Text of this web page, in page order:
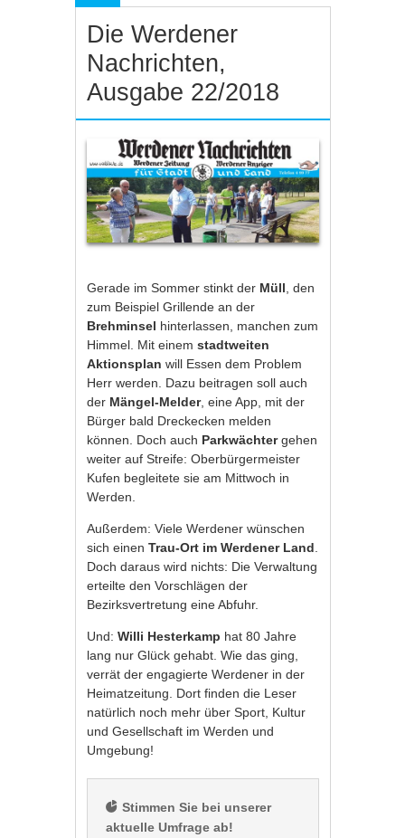
Die Werdener
Nachrichten,
Ausgabe 22/2018
Gerade im Sommer stinkt der Müll , den
zum Beispiel Grillende an der
Brehminsel hinterlassen, manchen zum
Himmel. Mit einemstadtweiten
Aktionsplan will Essen dem Problem
Herr werden. Dazu beitragen soll auch
der Mängel-Melder, eine App, mit der
Bürger bald Dreckecken melden
können. Doch auch Parkwächtergehen
weiter auf Streife: Oberbürgermeister
Kufen begleitete sie am Mittwoch in
Werden.
Außerdem: Viele Werdener wünschen
sich einenTrau-Ort im Werdener Land
Doch daraus wird nichts: Die Verwaltung
erteilte den Vorschlägen der
Bezirksvertretung eine Abfuhr.
Und:Willi Hesterkamp hat 80 Jahre
lang nur Glück gehabt. Wie das ging,
verrät der engagierte Werdener in der
Heimatzeitung. Dort finden die Leser
natürlich noch mehr über Sport, Kultur
und Gesellschaft im Werden und
Umgebung!
Stimmen Sie bei unserer
aktuelle Umfrage ab!